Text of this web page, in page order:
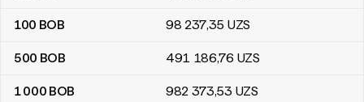
100 BOB 98 237,35 UZS
500 BOB 491 186,76 UZS
1 000 BOB 982 373,53 UZS